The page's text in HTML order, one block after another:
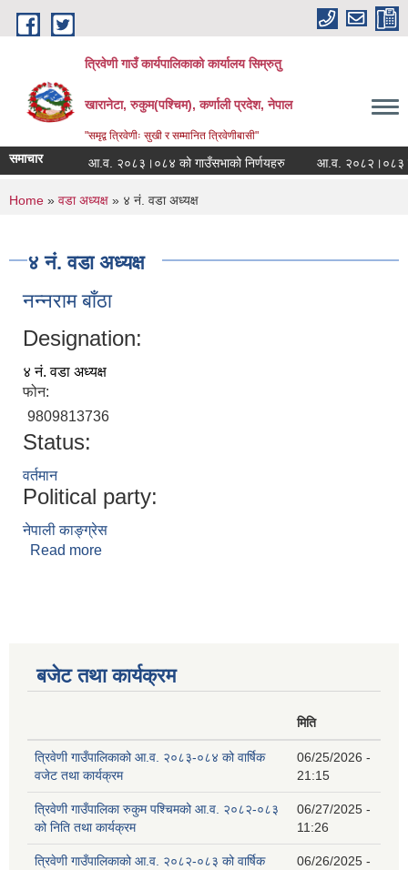
Skip to main content
त्रिवेणी गाउँ कार्यपालिकाको कार्यालय सिम्रुतु
खारानेटा, रुकुम(पश्‍चिम), कर्णाली प्रदेश, नेपाल
"समृद्व त्रिवेणीः सुखी र सम्मानित त्रिवेणीबासी"
समाचार आ.व. २०८३।०८४ को गाउँसभाको निर्णयहरु आ.व. २०८२।०८३ को
You are here
Home » वडा अध्यक्ष » ४ नं. वडा अध्यक्ष
४ नं. वडा अध्यक्ष
नन्‍नराम बाँठा
Designation:
४ नं. वडा अध्यक्ष
फोन:
9809813736
Status:
वर्तमान
Political party:
नेपाली काङ्ग्रेस
Read more
बजेट तथा कार्यक्रम
मिति
त्रिवेणी गाउँपालिकाको आ.व. २०८३-०८४ को वार्षिक
वजेट तथा कार्यक्रम
06/25/2026 -
21:15
त्रिवेणी गाउँपालिका रुकुम पश्‍चिमको आ.व. २०८२-०८३
को निति तथा कार्यक्रम
06/27/2025 -
11:26
त्रिवेणी गाउँपालिकाको आ.व. २०८२-०८३ को वार्षिक
06/26/2025 -